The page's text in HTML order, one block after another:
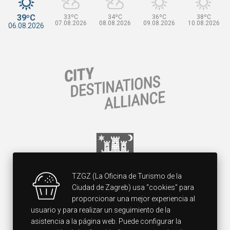
39ºC
06.08.2026
33ºC
07.08.2026
34ºC
08.08.2026
36ºC
09.08.2026
38ºC
10.08.2026
TZGZ (La Oficina de Turismo de la
Ciudad de Zagreb) usa “cookies" para
proporcionar una mejor experiencia al
usuario y para realizar un seguimiento de la
asistencia a la página web. Puede configurar la